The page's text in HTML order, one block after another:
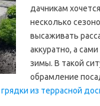
дачникам
несколько
высаживать
аккуратно, а
зимы. В такой
обрамление
из террасной